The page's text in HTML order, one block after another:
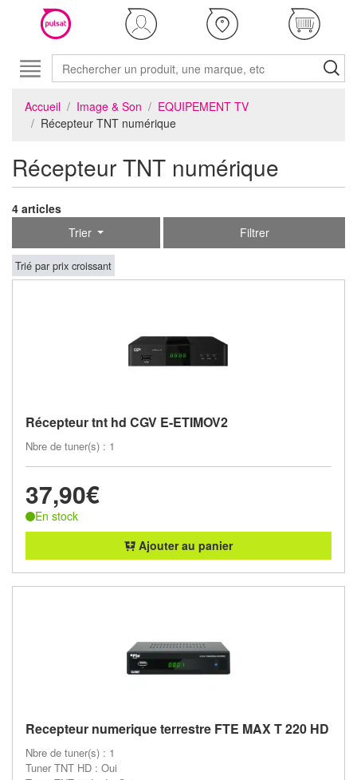
Accueil Image & Son
EQUIPEMENT TV
Récepteur TNT numérique
Récepteur TNT numérique
4 articles
Trier
Filtrer
Trié par prix croissant
Récepteur tnt hd CGV E-ETIMOV2
Nbre de tuner(s) : 1
37,90€
En stock
Ajouter au panier
Recepteur numerique terrestre FTE MAX T 220 HD
Nbre de tuner(s) : 1
Tuner TNT HD : Oui